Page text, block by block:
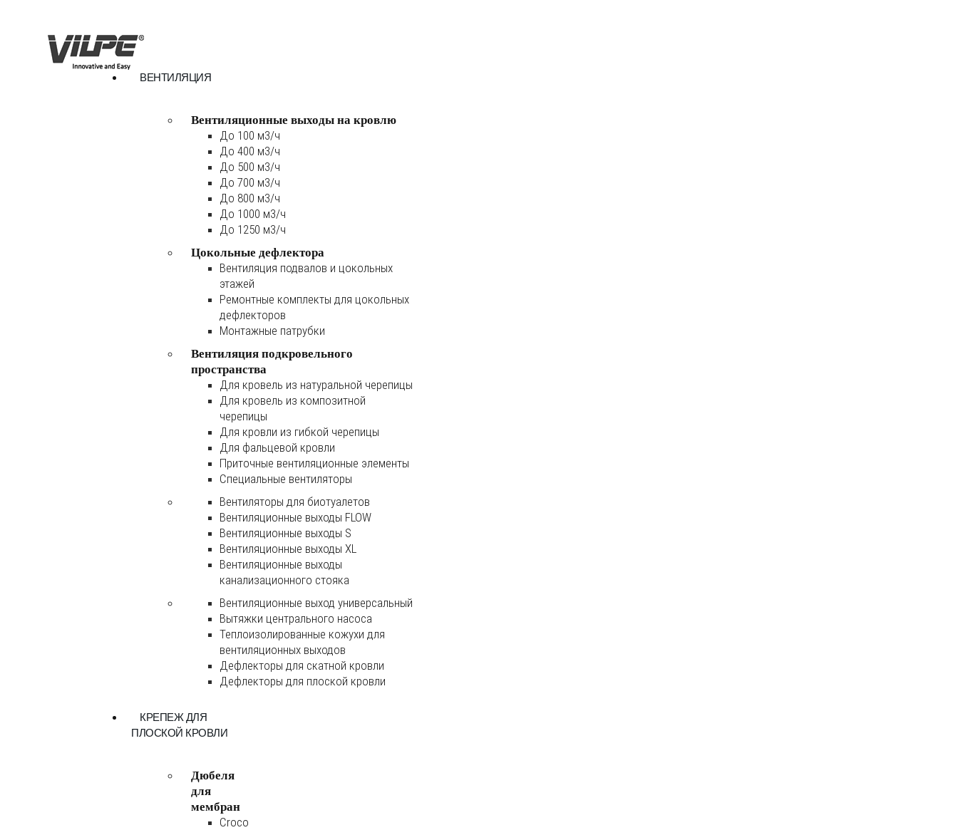
ВЕНТИЛЯЦИЯ
Вентиляционные выходы на кровлю
До 100 м3/ч
До 400 м3/ч
До 500 м3/ч
До 700 м3/ч
До 800 м3/ч
До 1000 м3/ч
До 1250 м3/ч
Цокольные дефлектора
Вентиляция подвалов и цокольных
этажей
Ремонтные комплекты для цокольных
дефлекторов
Монтажные патрубки
Вентиляция подкровельного
пространства
Для кровель из натуральной черепицы
Для кровель из композитной
черепицы
Для кровли из гибкой черепицы
Для фальцевой кровли
Приточные вентиляционные элементы
Специальные вентиляторы
Вентиляторы для биотуалетов
Вентиляционные выходы FLOW
Вентиляционные выходы S
Вентиляционные выходы XL
Вентиляционные выходы
канализационного стояка
Вентиляционные выход универсальный
Вытяжки центрального насоса
Теплоизолированные кожухи для
вентиляционных выходов
Дефлекторы для скатной кровли
Дефлекторы для плоской кровли
КРЕПЕЖ ДЛЯ
ПЛОСКОЙ КРОВЛИ
Дюбеля
для
мембран
Croco